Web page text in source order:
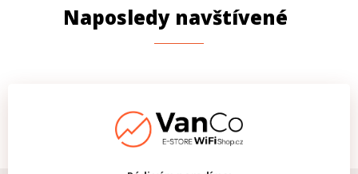
Naposledy navštívené